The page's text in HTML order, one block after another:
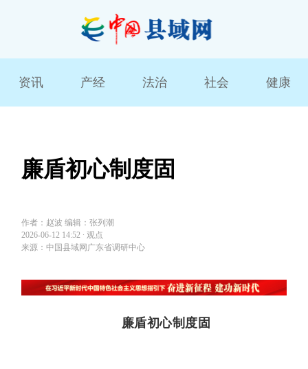
资讯 产经 法治 社会 健康
廉盾初心制度固
作者：赵波 编辑：张列潮
2026-06-12 14:52 ∙观点
来源：中国县域网广东省调研中心
廉盾初心制度 固